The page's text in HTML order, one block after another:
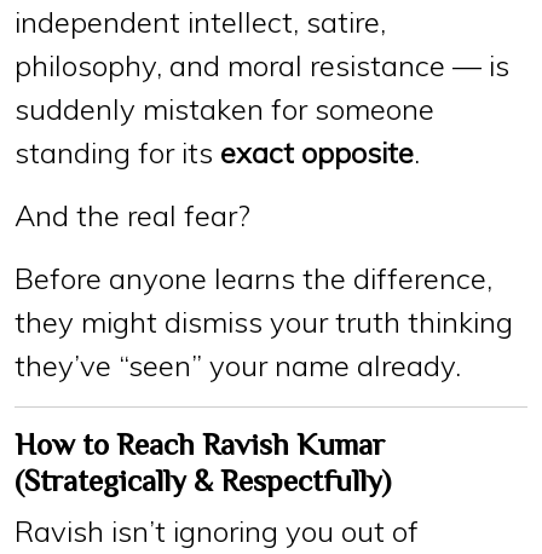
independent intellect, satire,
philosophy, and moral resistance — is
suddenly mistaken for someone
standing for its exact opposite.
And the real fear?
Before anyone learns the difference,
they might dismiss your truth thinking
they’ve “seen” your name already.
How to Reach Ravish Kumar
(Strategically & Respectfully)
Ravish isn’t ignoring you out of